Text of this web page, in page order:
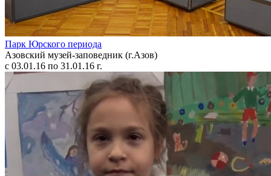
Парк Юрского периода
Азовский музей-заповедник (г.Азов)
с 03.01.16 по 31.01.16 г.